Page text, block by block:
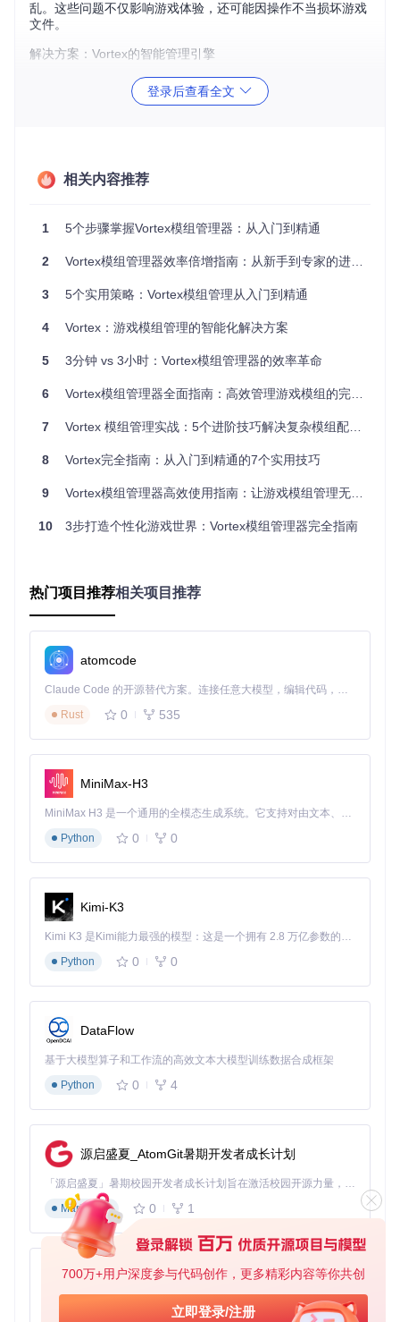
700万+用户深度参与代码创作，更多精彩内容等你共创
立即登录/注册
乱。这些问题不仅影响游戏体验，还可能因操作不当损坏游戏
文件。
解决方案：Vortex的智能管理引擎
Vortex通过三大创新功能解决这些痛点：
集中化管理界面
速搜索
创新点：虚拟文件系统技术，无需真正修改游戏目录
链接而非直接复制文件，既实现了模组的有效加载，又保
管理方
安装10个模
冲突解决难度 卸载干净度
装
查）
文件）
管理
5-10分钟
提示）
载）
自测问题：你能说出Vortex的虚拟文件系统相比传统安装方式
🔍 核心功能实战指南 | 避坑指南与效率技巧
问题诊断：游戏路径识别失败
许多玩家首次使用Vortex时遇到的问题是软件无法识别游戏安
非默认路径或通过第三方平台安装所致。
解决方案：智能游戏检测与手动配置
Vortex提供了多层次的游戏检测方案：
自动扫描
：启动时自动扫描常见游戏平台（Steam、Epi
注册表修复：对于特殊安装情况，可通过编辑注册表信息
帮助Vortex定位
▌为什么这么做？ 游戏路径识别是模组管理的基础，准确的路
径设置确保Vortex能正确部署模组文件和读取游戏配置。错误
的路径设置会导致模组无法加载或游戏启动异常。
模块路径：
效果验证：游戏添加成功的验证方法
在Vortex主界面的"游戏"选项卡中能看到已添加的游戏图标
点击"启动游戏"按钮可以正常启动游戏
效果对比图：Vortex的游戏选择界面，显示已识别和添加的游
自测问题：如果Vortex无法自动识别你的游戏，你会采取哪些
步骤手动添加？
🔍 高级功能应用与常见误区规避 | 效率提升进阶
问题诊断：模组冲突与加载顺序问题
登录后查看全文
相关内容推荐
1 5个步骤掌握Vortex模组管理器：从入门到精通
2 Vortex模组管理器效率倍增指南：从新手到专家的进阶之路
3 5个实用策略：Vortex模组管理从入门到精通
4 Vortex：游戏模组管理的智能化解决方案
5 3分钟 vs 3小时：Vortex模组管理器的效率革命
6 Vortex模组管理器全面指南：高效管理游戏模组的完整解决方案
7 Vortex 模组管理实战：5个进阶技巧解决复杂模组配置难题
8 Vortex完全指南：从入门到精通的7个实用技巧
9 Vortex模组管理器高效使用指南：让游戏模组管理无忧的全面解决方案
10 3步打造个性化游戏世界：Vortex模组管理器完全指南
热门项目推荐相关项目推荐
atomcode
Claude Code 的开源替代方案。连接任意大模型，编辑代码，运行命令，自动验证 — 全自动执行。用 Rust 构建，极致性能。 ｜ An open-source alternative to Claude Code. Connect any LLM, edit code, run commands, and verify changes — autonomously. Built in Rust for speed. Get Started
Rust
0 535
MiniMax-H3
MiniMax H3 是一个通用的全模态生成系统。它支持对由文本、图像、视频和音频组成的多模态上下文进行统一理解，并能生成分辨率高达 2K、时长可达 15 秒的带原生立体声音频的视频。得益于面向任务泛化的系统设计，H3 在预训练阶段就已具备广泛的多模态上下文理解与生成能力，能够出色地执行复杂的多模态指令。
Python
0 0
Kimi-K3
Kimi K3 是Kimi能力最强的模型：这是一个拥有 2.8 万亿参数的混合专家（MoE）模型，具备原生视觉理解能力，并支持 100 万 token 的上下文窗口。
Python
0 0
DataFlow
基于大模型算子和工作流的高效文本大模型训练数据合成框架
Python
0 4
源启盛夏_AtomGit暑期开发者成长计划
「源启盛夏」暑期校园开发者成长计划旨在激活校园开源力量，通过积分激励、认证扶持、资源倾斜等形式，引导高校组织和开发者完成「入驻 — 建项目 — 做贡献 — 获认证 — 得资源」的完整闭环。无论你是想带领社团入驻平台的组织者，还是希望用代码贡献证明自己的开发者，都能在这里找到属于你的成长路径。
Markdown
0 1
py-xiaozhi
基于Python的Xiaozhi AI，适用于想要完整Xiaozhi体验而无需拥有专用硬件的用户。